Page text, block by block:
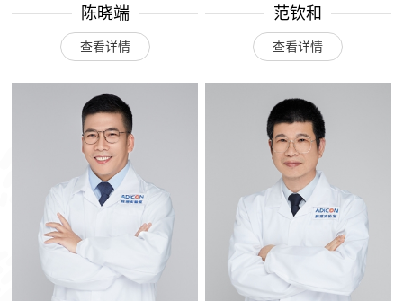
陈晓端
查看详情
范钦和
查看详情